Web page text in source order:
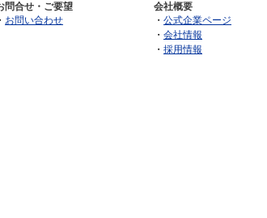
問合せ・ご要望
・ お問い合わせ
会社概要
・ 公式企業ページ
・ 会社情報
・ 採用情報